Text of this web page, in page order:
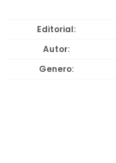
Editorial
Autor
Genero